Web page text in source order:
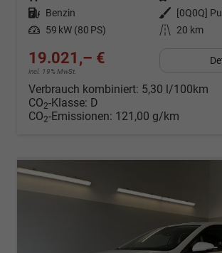
Kraftstoff Benzin Außenfarbe
[0Q0Q]
Leistung 59 kW (80 PS) Kilometerstand 20 km
19.021,– €
incl. 19% MwSt.
Verbrauch kombiniert: 5,30 l/100km
CO2-Klasse: D
CO2-Emissionen: 121,00 g/km